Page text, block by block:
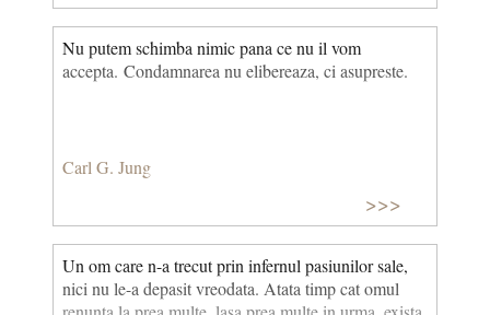
Nu putem schimba nimic pana ce nu il vom
accepta. Condamnarea nu elibereaza, ci asupreste.
Carl G. Jung
>>>
Un om care n-a trecut prin infernul pasiunilor sale,
nici nu le-a depasit vreodata. Atata timp cat omul